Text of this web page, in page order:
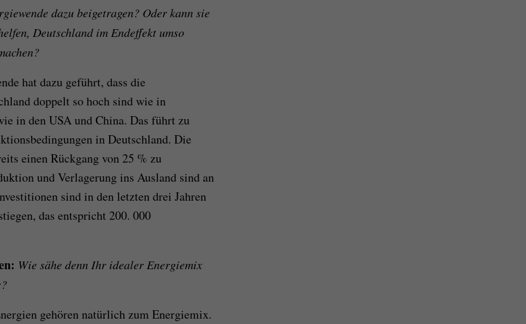
dazu beigetragen? Oder kann sie
Deutschland im Endeffekt umso
hat dazu geführt, dass die
doppelt so hoch sind wie in
in den USA und China. Das führt zu
in Deutschland. Die
einen Rückgang von 25 % zu
und Verlagerung ins Ausland sind an
sind in den letzten drei Jahren
das entspricht 200. 000
Wie sähe denn Ihr idealer Energiemix
gehören natürlich zum Energiemix.